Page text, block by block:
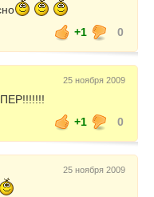
+1
0
25 ноября 2009
+1
0
25 ноября 2009